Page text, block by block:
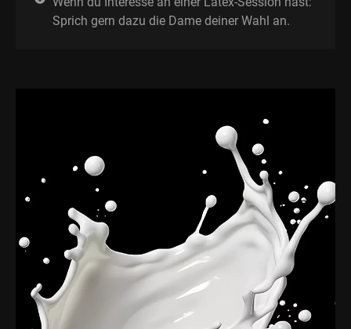
Sprich gern dazu die Dame deiner Wahl an.